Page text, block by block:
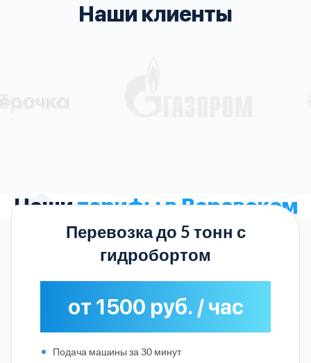
Наши клиенты
Нашитарифы в Воровском
Перевозка до 5 тонн с
гидробортом
от 1500 руб. / час
Подача машины за 30 минут